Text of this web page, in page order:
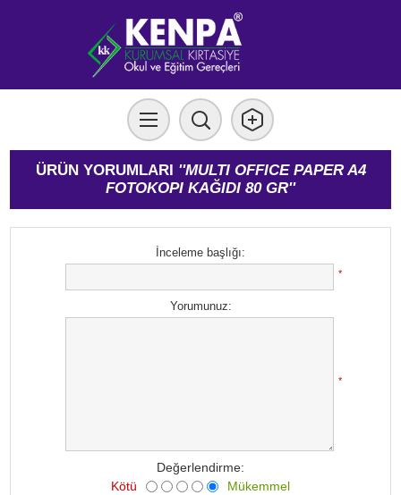
ÜRÜN YORUMLARI
MULTI OFFICE PAPER A4
FOTOKOPI KAĞIDI 80 GR
İnceleme başlığı:
*
Yorumunuz:
*
Değerlendirme:
Kötü
Mükemmel